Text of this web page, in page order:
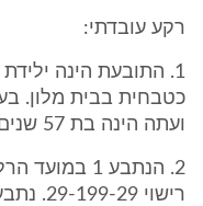
רקע עובדתי:
ועתה הינה בת 57 שנים.
2. הנתבע 1